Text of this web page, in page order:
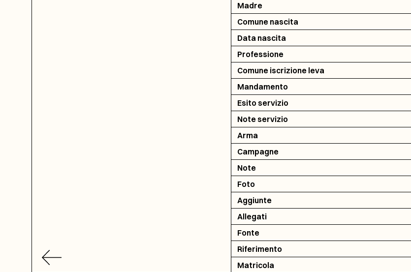
Madre
Comune nascita
Data nascita
Professione
Comune iscrizione leva
Mandamento
Esito servizio
Note servizio
Arma
Campagne
Note
Foto
Aggiunte
Allegati
Fonte
Riferimento
Matricola